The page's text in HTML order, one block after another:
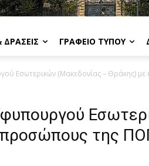
ΔΡΆΣΕΙΣ ΓΡΑΦΕΊΟ ΤΎΠΟΥ
Εσωτερικών (Μακεδονίας – Θράκης)
της